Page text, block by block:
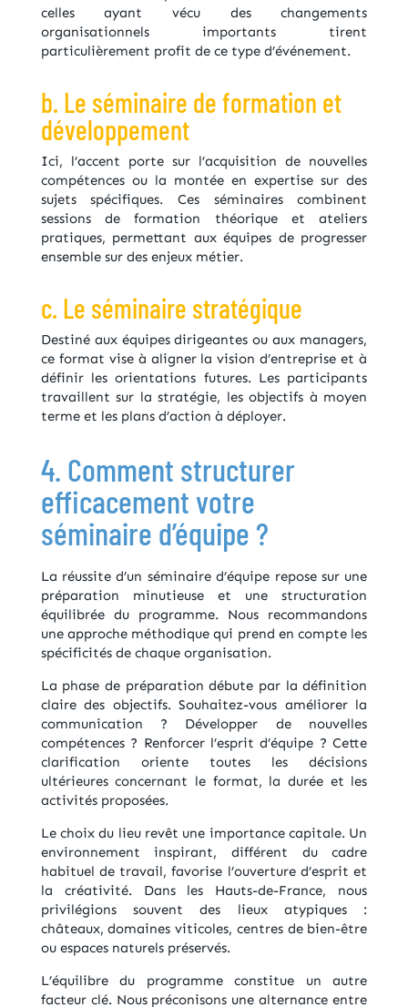
celles ayant vécu des changements
organisationnels importants tirent
particulièrement profit de ce type d’événement.
b. Le séminaire de formation et
développement
Ici, l’accent porte sur l’acquisition de nouvelles
compétences ou la montée en expertise sur des
sujets spécifiques. Ces séminaires combinent
sessions de formation théorique et ateliers
pratiques, permettant aux équipes de progresser
ensemble sur des enjeux métier.
c. Le séminaire stratégique
Destiné aux équipes dirigeantes ou aux managers,
ce format vise à aligner la vision d’entreprise et à
définir les orientations futures. Les participants
travaillent sur la stratégie, les objectifs à moyen
terme et les plans d’action à déployer.
4. Comment structurer
efficacement votre
séminaire d’équipe ?
La réussite d’un séminaire d’équipe repose sur une
préparation minutieuse et une structuration
équilibrée du programme. Nous recommandons
une approche méthodique qui prend en compte les
spécificités de chaque organisation.
La phase de préparation débute par la définition
claire des objectifs. Souhaitez-vous améliorer la
communication ? Développer de nouvelles
compétences ? Renforcer l’esprit d’équipe ? Cette
clarification oriente toutes les décisions
ultérieures concernant le format, la durée et les
activités proposées.
Le choix du lieu revêt une importance capitale. Un
environnement inspirant, différent du cadre
habituel de travail, favorise l’ouverture d’esprit et
la créativité. Dans les Hauts-de-France, nous
privilégions souvent des lieux atypiques :
châteaux, domaines viticoles, centres de bien-être
ou espaces naturels préservés.
L’équilibre du programme constitue un autre
facteur clé. Nous préconisons une alternance entre